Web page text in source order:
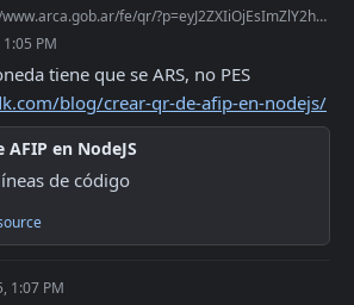
qr/?p=eyJ2ZXIiOjEsImZlY2hhIjoiMjAyNS0xMS0wMyIsImN1aXQiOjIwMjM3OTg3OTE5LCJwdG9WdGEiOjEwLCJ0aXBvQ21wIjoxLCJucm9DbXAiOjE1OCwiaW1wb3J0ZSI
PM
blog/crear-qr-de-afip-en-nodejs/
AFIP en NodeJS
de código
1:07 PM